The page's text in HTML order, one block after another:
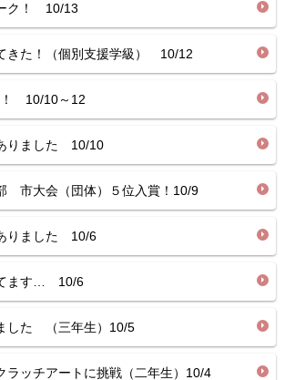
ク！ 10/13
きた！（個別支援学級） 10/12
！ 10/10～12
りました 10/10
市大会（団体）５位入賞！10/9
りました 10/6
ます… 10/6
した （三年生）10/5
ラッチアートに挑戦（二年生）10/4